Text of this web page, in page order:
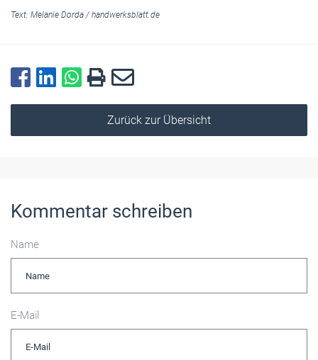
Text: Melanie Dorda / handwerksblatt.de
Zurück zur Übersicht
Kommentar schreiben
Name
E-Mail